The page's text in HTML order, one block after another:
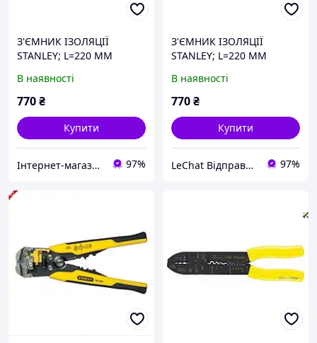
З'ЄМНИК ІЗОЛЯЦІЇ
STANLEY; L=220 ММ
В наявності
770₴
Купити
Інтернет-магазин ЗНАКОМО! Відправка від 1 до 5 днів! На деякі товари може бути передплата! 97%
З'ЄМНИК ІЗОЛЯЦІЇ
STANLEY; L=220 ММ
В наявності
770₴
Купити
LeChat Відправка від 1 до 5 днів! На деякі товари може бути передплата! 97%